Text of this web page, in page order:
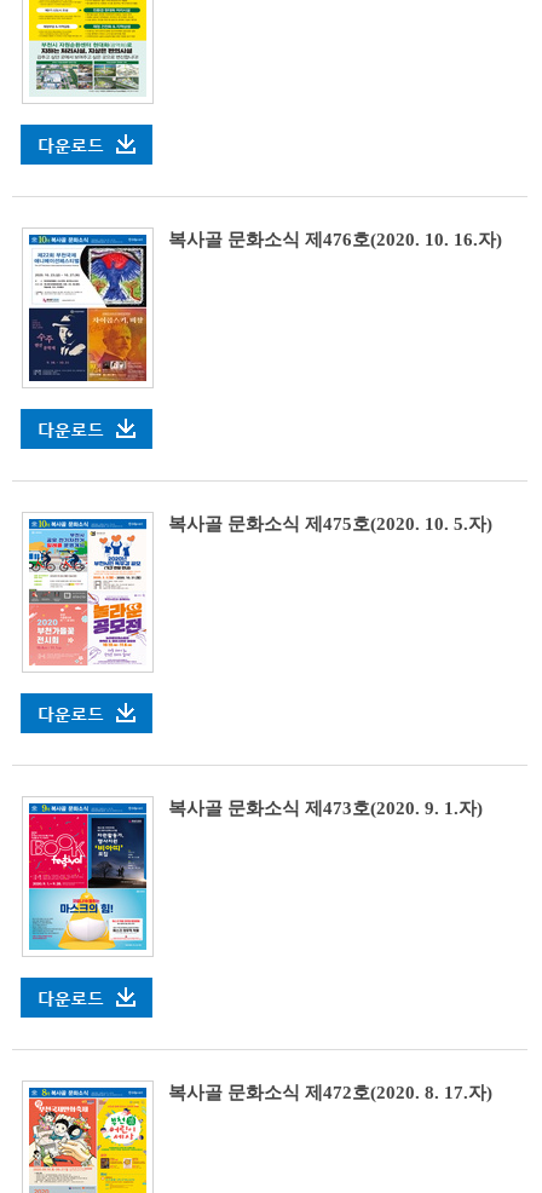
복사골 문화소식 제476호(2020. 10. 16.자)
복사골 문화소식 제475호(2020. 10. 5.자)
복사골 문화소식 제473호(2020. 9. 1.자)
복사골 문화소식 제472호(2020. 8. 17.자)